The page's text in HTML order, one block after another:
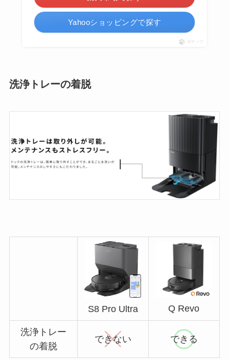
Yahooショッピングで探す
ポチップ
洗浄トレーの着脱
S8 Pro Ultra Q Revo
洗浄トレー
の着脱
できない できる